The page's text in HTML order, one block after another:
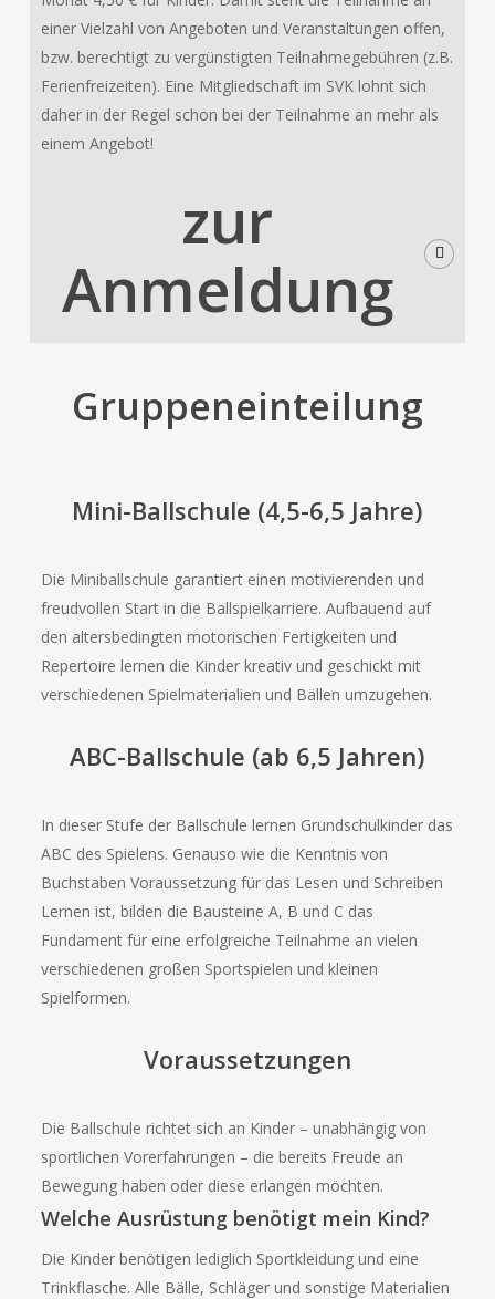
einer Vielzahl von Angeboten und Veranstaltungen offen,
bzw. berechtigt zu vergünstigten Teilnahmegebühren (z.B.
Ferienfreizeiten). Eine Mitgliedschaft im SVK lohnt sich
daher in der Regel schon bei der Teilnahme an mehr als
einem Angebot!
zur
Anmeldung
Gruppeneinteilung
Mini-Ballschule (4,5-6,5 Jahre)
Die Miniballschule garantiert einen motivierenden und
freudvollen Start in die Ballspielkarriere. Aufbauend auf
den altersbedingten motorischen Fertigkeiten und
Repertoire lernen die Kinder kreativ und geschickt mit
verschiedenen Spielmaterialien und Bällen umzugehen.
ABC-Ballschule (ab 6,5 Jahren)
In dieser Stufe der Ballschule lernen Grundschulkinder das
ABC des Spielens. Genauso wie die Kenntnis von
Buchstaben Voraussetzung für das Lesen und Schreiben
Lernen ist, bilden die Bausteine A, B und C das
Fundament für eine erfolgreiche Teilnahme an vielen
verschiedenen großen Sportspielen und kleinen
Spielformen.
Voraussetzungen
Die Ballschule richtet sich an Kinder – unabhängig von
sportlichen Vorerfahrungen – die bereits Freude an
Bewegung haben oder diese erlangen möchten.
Welche Ausrüstung benötigt mein Kind?
Die Kinder benötigen lediglich Sportkleidung und eine
Trinkflasche. Alle Bälle, Schläger und sonstige Materialien